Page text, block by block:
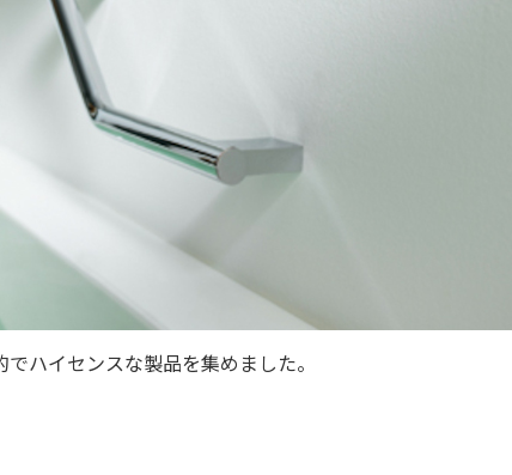
ハイセンスな製品を集めました。